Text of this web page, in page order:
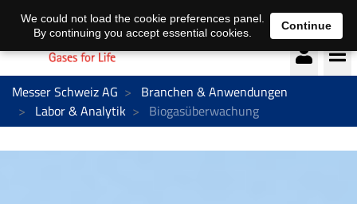
Deutsch français
Messer Schweiz AG
Branchen & Anwendungen
Labor & Analytik
Biogasüberwachung
We could not load the cookie preferences panel.
By continuing you accept essential cookies.
Continue